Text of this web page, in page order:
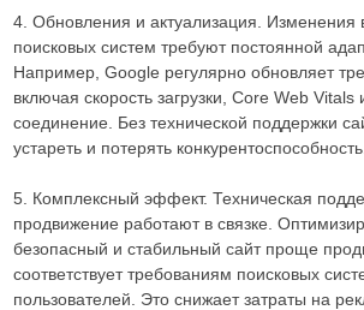
4. Обновления и актуализация. Изменения
поисковых систем требуют постоянной
Например, Google регулярно обновляет
включая скорость загрузки, Core Web Vitals
соединение. Без технической поддержки
устареть и потерять конкурентоспособность.
5. Комплексный эффект. Техническая
продвижение работают в связке.
безопасный и стабильный сайт проще
соответствует требованиям поисковых
пользователей. Это снижает затраты на